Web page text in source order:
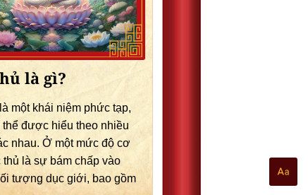
là gì?
một khái niệm phức tạp,
thể được hiểu theo nhiều
nhau. Ở một mức độ cơ
thủ là sự bám chấp vào
tượng dục giới, bao gồm